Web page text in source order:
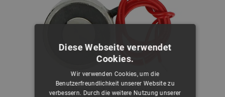
Haftmagnet12 V 6 W 60 kgf.
Diese Webseite verwendet
Cookies.
Wir verwenden Cookies, um die
Benutzerfreundlichkeit unserer Website zu
verbessern. Durch die weitere Nutzung unserer